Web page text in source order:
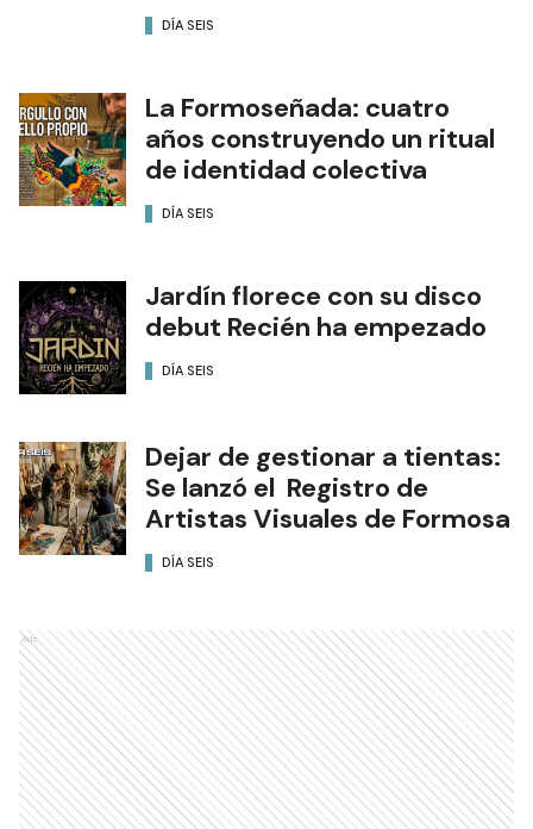
DÍA SEIS
La Formoseñada: cuatro
años construyendo un ritual
de identidad colectiva
DÍA SEIS
Jardín florece con su disco
debut Recién ha empezado
DÍA SEIS
Dejar de gestionar a tientas:
Se lanzó el Registro de
Artistas Visuales de Formosa
DÍA SEIS
Ads